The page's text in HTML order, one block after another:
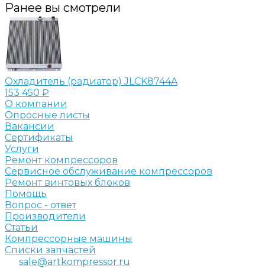
Ранее вы смотрели
Охладитель (радиатор) JLCK8744A
153 450 ₽
О компании
Опросные листы
Вакансии
Сертификаты
Услуги
Ремонт компрессоров
Сервисное обслуживание компрессоров
Ремонт винтовых блоков
Помощь
Вопрос - ответ
Производители
Статьи
Компрессорные машины
Списки запчастей
sale@artkompressor.ru